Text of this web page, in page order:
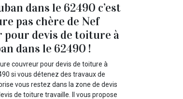
dans le 62490 c’est
pas chère de Nef
devis de toiture à
dans le 62490 !
couvreur pour devis de toiture à
si vous détenez des travaux de
vous restez dans la zone de devis
de toiture travaille. Il vous propose